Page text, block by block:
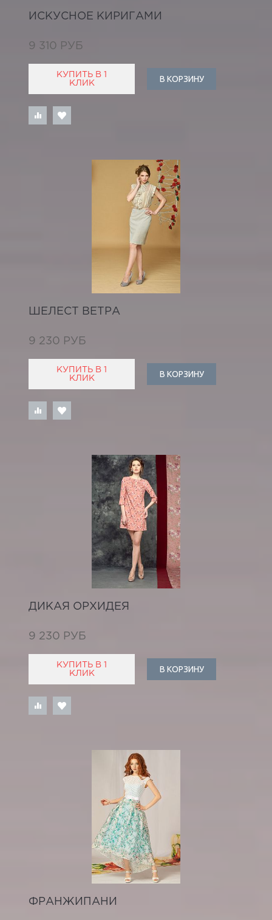
ИСКУСНОЕ КИРИГАМИ
9 310 РУБ
КУПИТЬ В 1
КЛИК
В КОРЗИНУ
ШЕЛЕСТ ВЕТРА
9 230 РУБ
КУПИТЬ В 1
КЛИК
В КОРЗИНУ
ДИКАЯ ОРХИДЕЯ
9 230 РУБ
КУПИТЬ В 1
КЛИК
В КОРЗИНУ
ФРАНЖИПАНИ